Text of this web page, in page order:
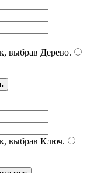
выбрав Дерево.
выбрав Ключ.